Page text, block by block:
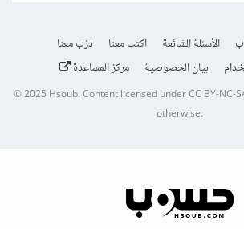
الأسئلة الشائعة اكتب معنا
درّب معنا
بيان الخصوصية مركز المساعدة
© 2025Hsoub.Content licensed underCC BY-NC-
otherwise.